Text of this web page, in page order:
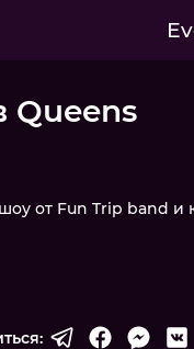
Queens
от Fun Trip band и